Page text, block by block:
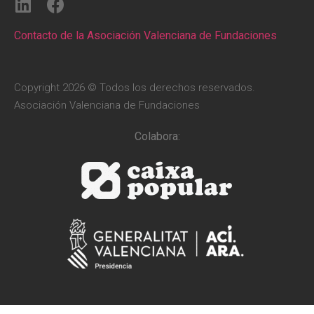
Contacto de la Asociación Valenciana de Fundaciones
Copyright 2026 © Todos los derechos reservados.
Asociación Valenciana de Fundaciones
Colabora: